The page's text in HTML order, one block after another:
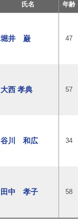
氏名 年齢
堀井 巌 47
大西 孝典 57
谷川 和広 34
田中 孝子 58